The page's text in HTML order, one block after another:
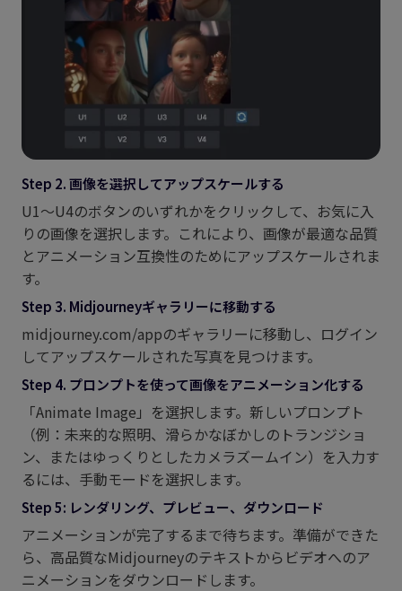
Step 2. 画像を選択してアップスケールする
U1〜U4のボタンのいずれかをクリックして、お気に入
りの画像を選択します。これにより、画像が最適な品質
とアニメーション互換性のためにアップスケールされま
す。
Step 3. Midjourneyギャラリーに移動する
midjourney.com/appのギャラリーに移動し、ログイン
してアップスケールされた写真を見つけます。
Step 4. プロンプトを使って画像をアニメーション化する
「Animate Image」を選択します。新しいプロンプト
（例：未来的な照明、滑らかなぼかしのトランジショ
ン、またはゆっくりとしたカメラズームイン）を入力す
るには、手動モードを選択します。
Step 5: レンダリング、プレビュー、ダウンロード
アニメーションが完了するまで待ちます。準備ができた
ら、高品質なMidjourneyのテキストからビデオへのア
ニメーションをダウンロードします。